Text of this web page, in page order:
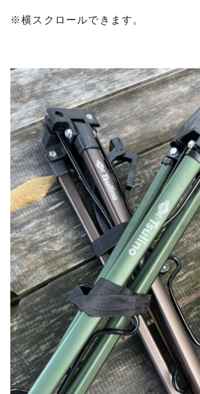
※横スクロールできます。